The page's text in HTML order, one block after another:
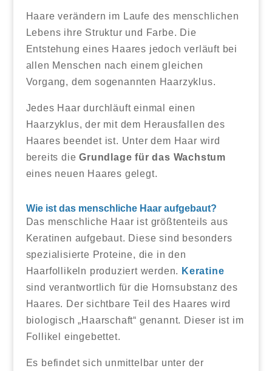
Haare verändern im Laufe des menschlichen
Lebens ihre Struktur und Farbe. Die
Entstehung eines Haares jedoch verläuft bei
allen Menschen nach einem gleichen
Vorgang, dem sogenannten Haarzyklus.
Jedes Haar durchläuft einmal einen
Haarzyklus, der mit dem Herausfallen des
Haares beendet ist. Unter dem Haar wird
bereits dieGrundlage für das Wachstum
eines neuen Haares gelegt.
Wie ist das menschliche Haar aufgebaut?
Das menschliche Haar ist größtenteils aus
Keratinen aufgebaut. Diese sind besonders
spezialisierte Proteine, die in den
Haarfollikeln produziert werden. Keratine
sind verantwortlich für die Hornsubstanz des
Haares. Der sichtbare Teil des Haares wird
biologisch „Haarschaft“ genannt. Dieser ist im
Follikel eingebettet.
Es befindet sich unmittelbar unter der